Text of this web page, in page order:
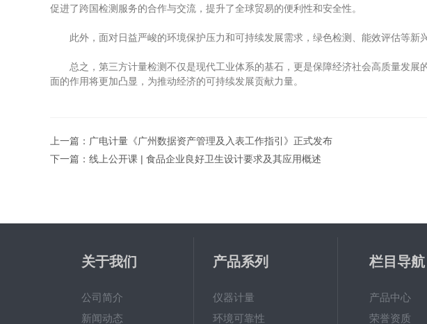
促进了跨国检测服务的合作与交流，提升了全球贸易的便利性和安全性。
此外，面对日益严峻的环境保护压力和可持续发展需求，绿色检测、能效评估等新
总之，第三方计量检测不仅是现代工业体系的基石，更是保障经济社会高质量发展
面的作用将更加凸显，为推动经济的可持续发展贡献力量。
上一篇： 广电计量《广州数据资产管理及入表工作指引》正式发布
下一篇： 线上公开课 | 食品企业良好卫生设计要求及其应用概述
关于我们
公司简介
新闻动态
产品系列
仪器计量
环境可靠性
栏目导航
产品中心
荣誉资质